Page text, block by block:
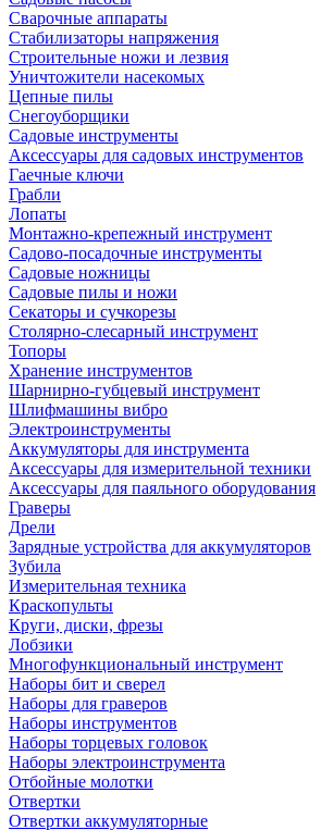
Сварочные аппараты
Стабилизаторы напряжения
Строительные ножи и лезвия
Уничтожители насекомых
Цепные пилы
Снегоуборщики
Садовые инструменты
Аксессуары для садовых инструментов
Гаечные ключи
Грабли
Лопаты
Монтажно-крепежный инструмент
Садово-посадочные инструменты
Садовые ножницы
Садовые пилы и ножи
Секаторы и сучкорезы
Столярно-слесарный инструмент
Топоры
Хранение инструментов
Шарнирно-губцевый инструмент
Шлифмашины вибро
Электроинструменты
Аккумуляторы для инструмента
Аксессуары для измерительной техники
Аксессуары для паяльного оборудования
Граверы
Дрели
Зарядные устройства для аккумуляторов
Зубила
Измерительная техника
Краскопульты
Круги, диски, фрезы
Лобзики
Многофункциональный инструмент
Наборы бит и сверел
Наборы для граверов
Наборы инструментов
Наборы торцевых головок
Наборы электроинструмента
Отбойные молотки
Отвертки
Отвертки аккумуляторные